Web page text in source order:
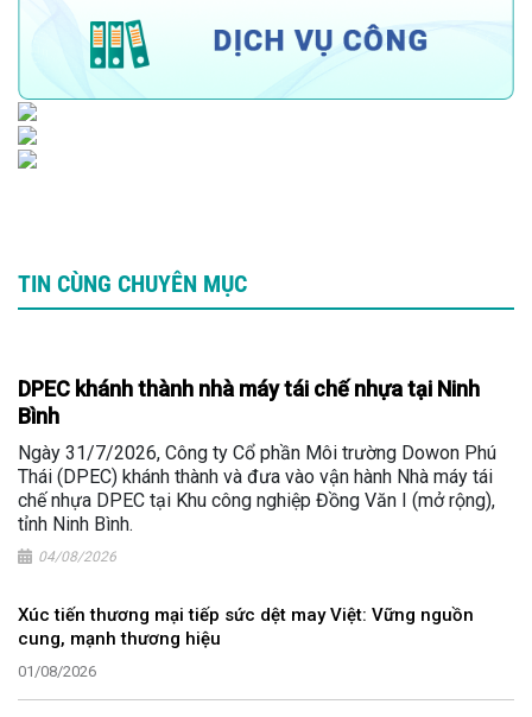
TIN CÙNG CHUYÊN MỤC
DPEC khánh thành nhà máy tái chế nhựa tại Ninh
Bình
Ngày 31/7/2026, Công ty Cổ phần Môi trường Dowon Phú
Thái (DPEC) khánh thành và đưa vào vận hành Nhà máy tái
chế nhựa DPEC tại Khu công nghiệp Đồng Văn I (mở rộng),
tỉnh Ninh Bình.
04/08/2026
Xúc tiến thương mại tiếp sức dệt may Việt: Vững nguồn
cung, mạnh thương hiệu
01/08/2026